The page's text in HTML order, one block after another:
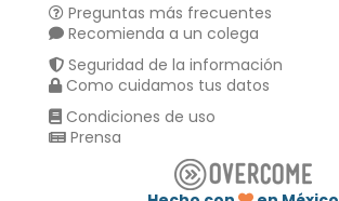
Preguntas más frecuentes
Recomienda a un colega
Seguridad de la información
Como cuidamos tus datos
Condiciones de uso
Prensa